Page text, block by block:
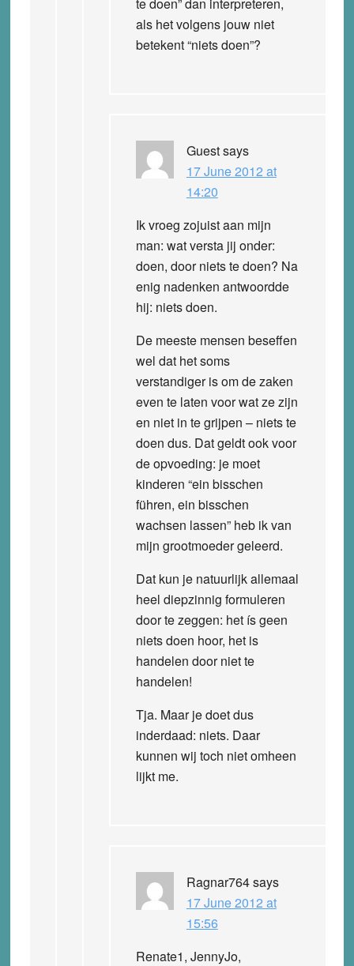
als het volgens jouw niet
betekent “niets doen”?
Guestsays
17 June 2012 at
14:20
Ik vroeg zojuist aan mijn
man: wat versta jij onder:
doen, door niets te doen? Na
enig nadenken antwoordde
hij: niets doen.
De meeste mensen beseffen
wel dat het soms
verstandiger is om de zaken
even te laten voor wat ze zijn
en niet in te grijpen – niets te
doen dus. Dat geldt ook voor
de opvoeding: je moet
kinderen “ein bisschen
führen, ein bisschen
wachsen lassen” heb ik van
mijn grootmoeder geleerd.
Dat kun je natuurlijk allemaal
heel diepzinnig formuleren
door te zeggen: het ís geen
niets doen hoor, het is
handelen door niet te
handelen!
Tja. Maar je doet dus
inderdaad: niets. Daar
kunnen wij toch niet omheen
lijkt me.
Ragnar764says
17 June 2012 at
15:56
Renate1, JennyJo,